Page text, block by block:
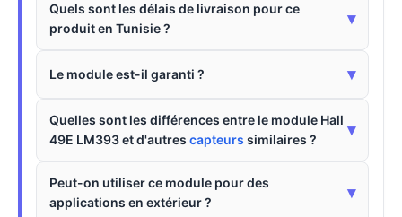
Quels sont les délais de livraison pour ce
produit en Tunisie ?
▾
Le module est-il garanti ? ▾
Quelles sont les différences entre le module Hall
49E LM393 et d'autres capteurs similaires ?
▾
Peut-on utiliser ce module pour des
applications en extérieur ?
▾